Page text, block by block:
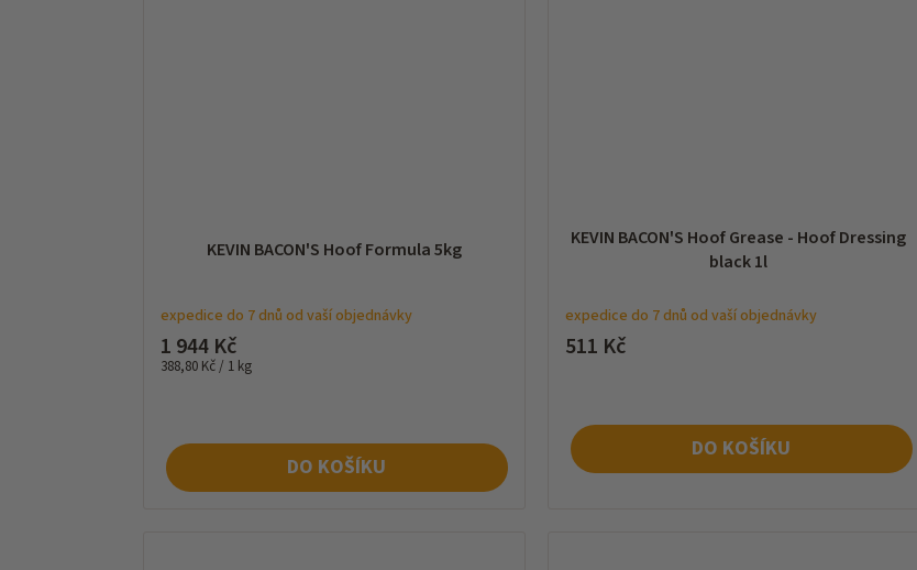
KEVIN BACON'S Hoof Formula 5kg
expedice do 7 dnů od vaší objednávky
1 944 Kč
Měrná
388,80 Kč / 1 kg
DO KOŠÍKU
KEVIN BACON'S Hoof Grease - Hoof Dressing
black 1l
expedice do 7 dnů od vaší objednávky
511 Kč
DO KOŠÍKU